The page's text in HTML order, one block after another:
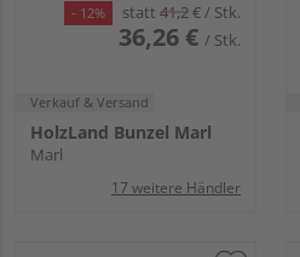
- 12% statt 41,2€/ Stk.
36,26 € / Stk.
Verkauf & Versand
HolzLand Bunzel Marl
Marl
17 weitere Händler